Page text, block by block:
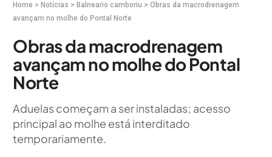
Home > Notícias > Balneario camboriu > Obras da macrodrenagem
avançam no molhe do Pontal Norte
Obras da macrodrenagem
avançam no molhe do Pontal
Norte
Aduelas começam a ser instaladas; acesso
principal ao molhe está interditado
temporariamente.